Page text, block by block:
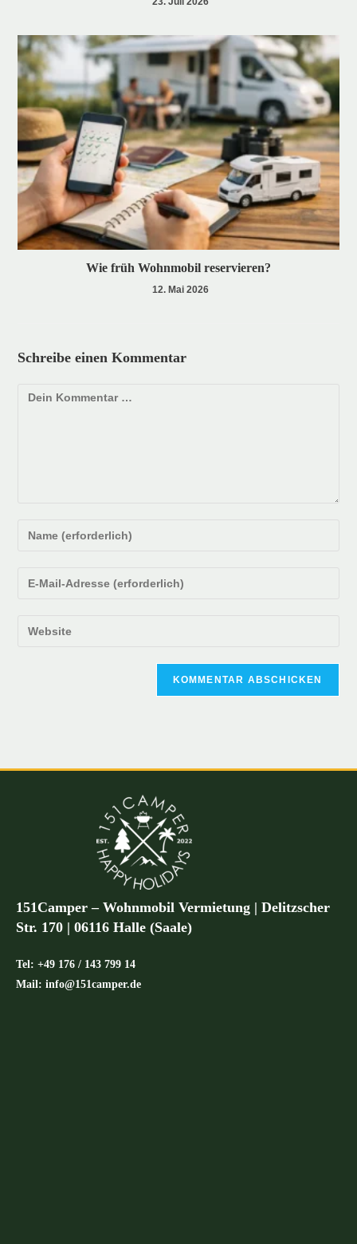
Wie früh Wohnmobil reservieren?
12. Mai 2026
Schreibe einen Kommentar
151Camper – Wohnmobil Vermietung | Delitzscher
Str. 170 | 06116 Halle (Saale)
Tel: +49 176 / 143 799 14
Mail: info@151camper.de